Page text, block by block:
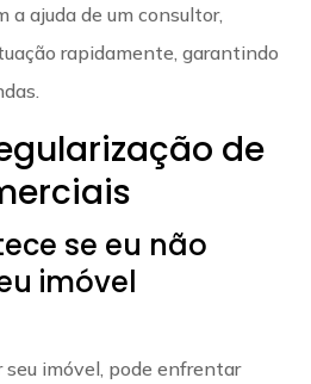
a ajuda de um consultor,
rapidamente, garantindo
de
se eu não
imóvel
seu imóvel, pode enfrentar